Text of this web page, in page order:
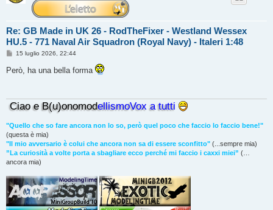
Re: GB Made in UK 26 - RodTheFixer - Westland Wessex
HU.5 - 771 Naval Air Squadron (Royal Navy) - Italeri 1:48
M
s
i
o
15 luglio 2026, 22:44
Però, ha una bella forma
Ciao e B(u)onomodellismoVox a tutti
"Quello che so fare ancora non lo so, però quel poco che faccio lo faccio bene!"
(questa è mia)
"Il mio avversario è colui che ancora non sa di essere sconfitto" (...sempre mia)
”La curiosità a volte porta a sbagliare ecco perché mi faccio i caxxi miei” (…
ancora mia)